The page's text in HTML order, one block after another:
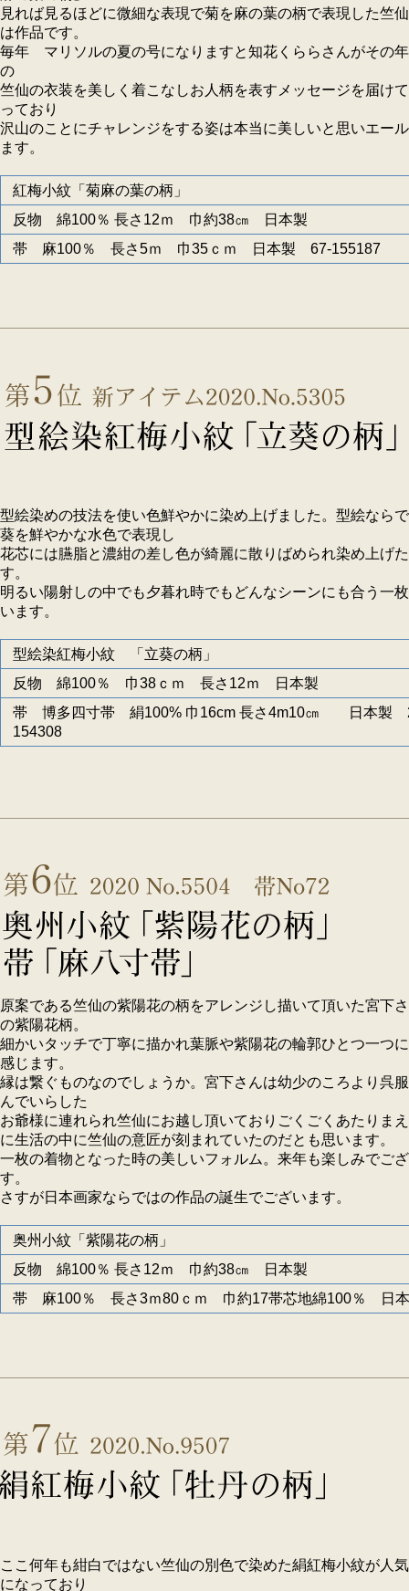
見れば見るほどに微細な表現で菊を麻の葉の柄で表現した竺
は作品です。
毎年 マリソルの夏の号になりますと知花くららさんがその
の
竺仙の衣装を美しく着こなしお人柄を表すメッセージを届け
っており
沢山のことにチャレンジをする姿は本当に美しいと思いエー
ます。
紅梅小紋「菊麻の葉の柄」
反物 綿100％ 長さ12ｍ 巾約38㎝ 日本製
帯 麻100％ 長さ5ｍ 巾35ｃｍ 日本製 67-155187
型絵染めの技法を使い色鮮やかに染め上げました。型絵なら
葵を鮮やかな水色で表現し
花芯には臙脂と濃紺の差し色が綺麗に散りばめられ染め上げ
す。
明るい陽射しの中でも夕暮れ時でもどんなシーンにも合う一
います。
型絵染紅梅小紋 「立葵の柄」
反物 綿100％ 巾38ｃｍ 長さ12ｍ 日本製
帯 博多四寸帯 絹100% 巾16cm 長さ4m10㎝ 日本製
154308
原案である竺仙の紫陽花の柄をアレンジし描いて頂いた宮下
の紫陽花柄。
細かいタッチで丁寧に描かれ葉脈や紫陽花の輪郭ひとつ一つ
感じます。
縁は繋ぐものなのでしょうか。宮下さんは幼少のころより呉
んでいらした
お爺様に連れられ竺仙にお越し頂いておりごくごくあたりま
に生活の中に竺仙の意匠が刻まれていたのだとも思います。
一枚の着物となった時の美しいフォルム。来年も楽しみでご
す。
さすが日本画家ならではの作品の誕生でございます。
奥州小紋「紫陽花の柄」
反物 綿100％ 長さ12ｍ 巾約38㎝ 日本製
帯 麻100％ 長さ3ｍ80ｃｍ 巾約17帯芯地綿100％ 日
ここ何年も紺白ではない竺仙の別色で染めた絹紅梅小紋が人
になっており